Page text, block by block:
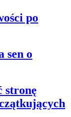
po
sen o
stronę